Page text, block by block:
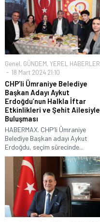
Genel, GÜNDEM, YEREL HABERLER
18 Mart 2024 21:10
CHP’li Ümraniye Belediye
Başkan Adayı Aykut
Erdoğdu’nun Halkla İftar
Etkinlikleri ve Şehit Ailesiyle
Buluşması
HABERMAX. CHP’li Ümraniye
Belediye Başkan adayı Aykut
Erdoğdu, seçim sürecinde...